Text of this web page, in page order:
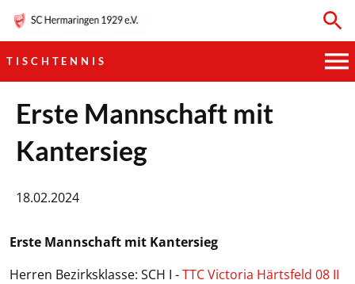
TISCHTENNIS
HAUPTVEREIN
SPORTKEGELN
TISCHTENNIS
Erste Mannschaft mit
Kantersieg
18.02.2024
Erste Mannschaft mit Kantersieg
Herren Bezirksklasse: SCH I -TTC Victoria Härtsfeld 08 II